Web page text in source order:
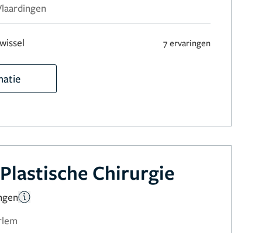
7 ervaringen
Chirurgie